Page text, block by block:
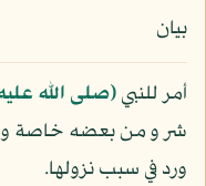
بيان
أمر للنبي(صلى الله
شر و من بعضه خاصة و
ورد في سبب نزولها.